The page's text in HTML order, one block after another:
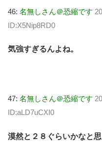
46: 名無しさん＠恐縮です
ID:X5Nip8RD0
気強すぎるんよね。
47: 名無しさん＠恐縮です
ID:aLD7uCXI0
漠然と２８ぐらいかなと